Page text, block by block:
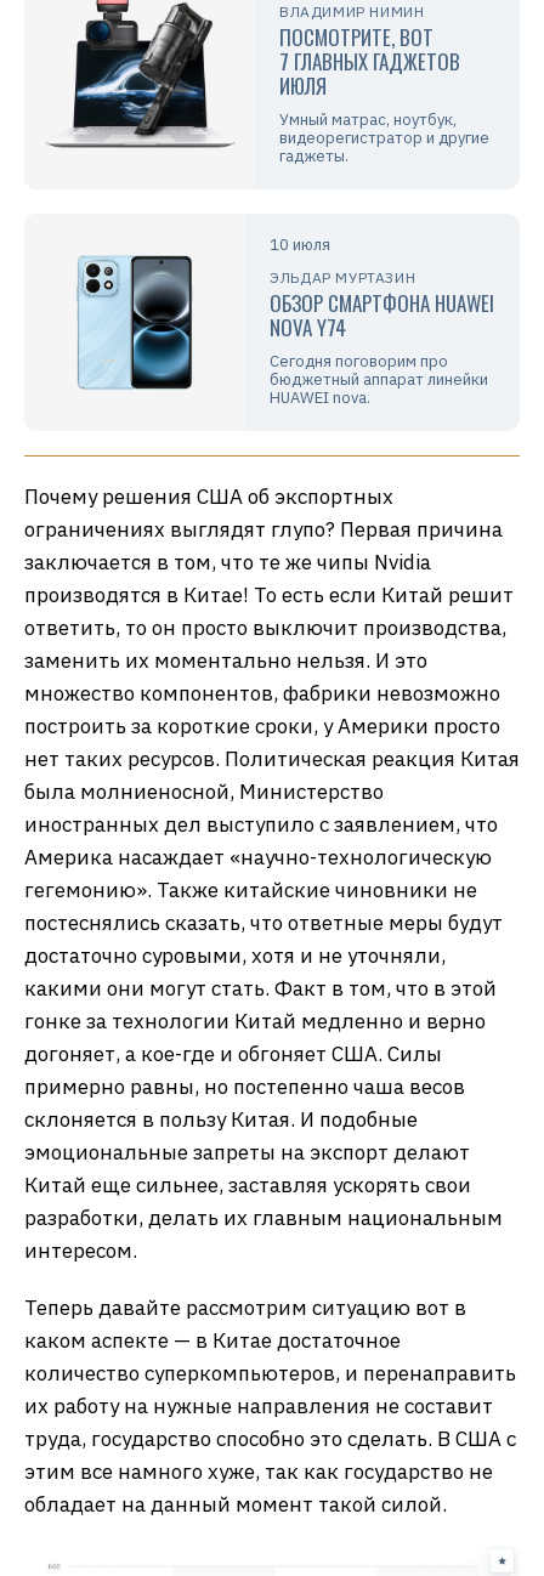
ВЛАДИМИР НИМИН
ПОСМОТРИТЕ, ВОТ
7 ГЛАВНЫХ ГАДЖЕТОВ
ИЮЛЯ
Умный матрас, ноутбук,
видеорегистратор и другие
гаджеты.
10 июля
ЭЛЬДАР МУРТАЗИН
ОБЗОР СМАРТФОНА HUAWEI
NOVA Y74
Сегодня поговорим про
бюджетный аппарат линейки
HUAWEI nova.
Почему решения США об экспортных
ограничениях выглядят глупо? Первая причина
заключается в том, что те же чипы Nvidia
производятся в Китае! То есть если Китай решит
ответить, то он просто выключит производства,
заменить их моментально нельзя. И это
множество компонентов, фабрики невозможно
построить за короткие сроки, у Америки просто
нет таких ресурсов. Политическая реакция Китая
была молниеносной, Министерство
иностранных дел выступило с заявлением, что
Америка насаждает «научно-технологическую
гегемонию». Также китайские чиновники не
постеснялись сказать, что ответные меры будут
достаточно суровыми, хотя и не уточняли,
какими они могут стать. Факт в том, что в этой
гонке за технологии Китай медленно и верно
догоняет, а кое-где и обгоняет США. Силы
примерно равны, но постепенно чаша весов
склоняется в пользу Китая. И подобные
эмоциональные запреты на экспорт делают
Китай еще сильнее, заставляя ускорять свои
разработки, делать их главным национальным
интересом.
Теперь давайте рассмотрим ситуацию вот в
каком аспекте — в Китае достаточное
количество суперкомпьютеров, и перенаправить
их работу на нужные направления не составит
труда, государство способно это сделать. В США с
этим все намного хуже, так как государство не
обладает на данный момент такой силой.